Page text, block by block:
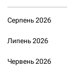
Серпень 2026
Липень 2026
Червень 2026